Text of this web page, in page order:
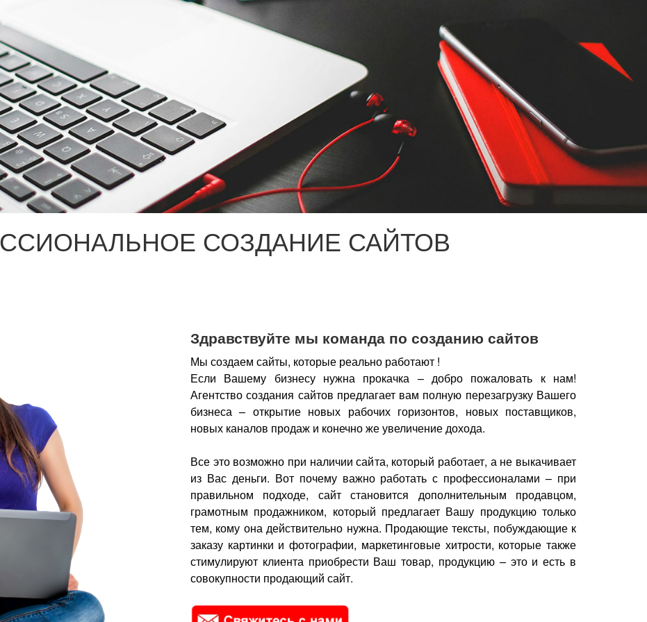
СОЗДАНИЕ САЙТОВ
Здравствуйте мы команда по созданию сайтов
Мы создаем сайты, которые реально работают !
Если Вашему бизнесу нужна прокачка – добро пожаловать к нам!
Агентство создания сайтов предлагает вам полную перезагрузку Вашего
бизнеса – открытие новых рабочих горизонтов, новых поставщиков,
новых каналов продаж и конечно же увеличение дохода.
Все это возможно при наличии сайта, который работает, а не выкачивает
из Вас деньги. Вот почему важно работать с профессионалами – при
правильном подходе, сайт становится дополнительным продавцом,
грамотным продажником, который предлагает Вашу продукцию только
тем, кому она действительно нужна. Продающие тексты, побуждающие к
заказу картинки и фотографии, маркетинговые хитрости, которые также
стимулируют клиента приобрести Ваш товар, продукцию – это и есть в
совокупности продающий сайт.